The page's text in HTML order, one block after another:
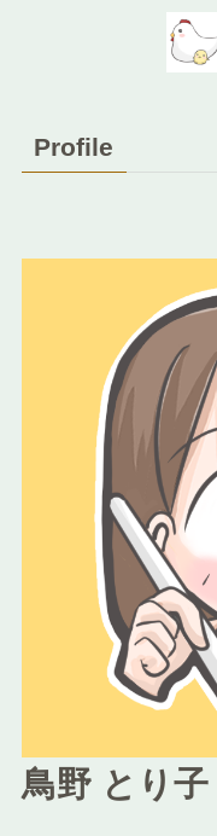
Profile
鳥野 とり子